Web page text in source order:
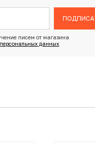
писем от магазина
данных